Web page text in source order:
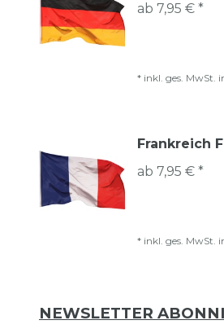
ab 7,95 € *
* inkl. ges. MwSt.
Frankreich
ab 7,95 € *
* inkl. ges. MwSt.
NEWSLETTER